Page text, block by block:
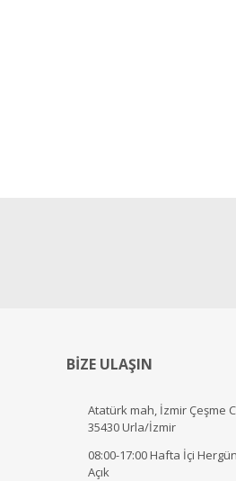
BİZE ULAŞIN
Atatürk mah, İzmir Çeşme
35430 Urla/İzmir
08:00-17:00 Hafta İçi
Açık